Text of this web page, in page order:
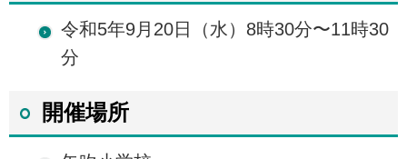
令和5年9月20日（水）8時30分〜11時30
分
開催場所